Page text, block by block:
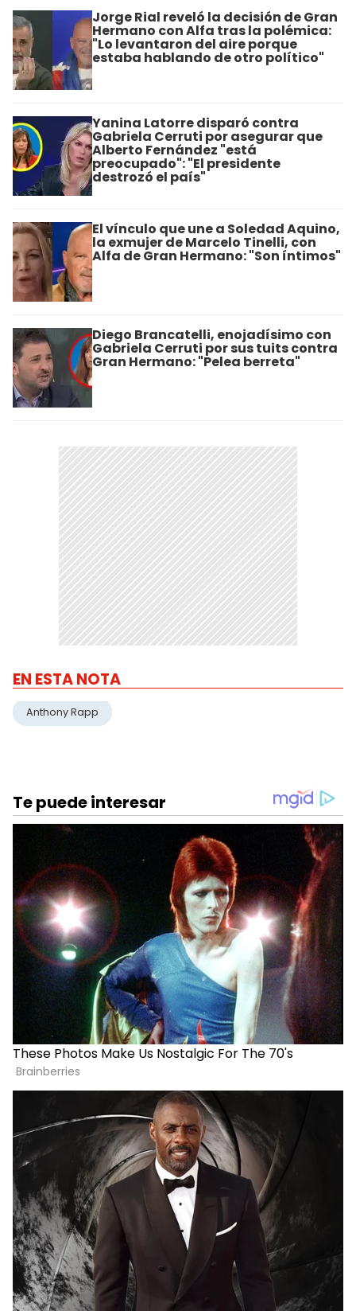
Jorge Rial reveló la decisión de Gran
Hermano con Alfa tras la polémica:
"Lo levantaron del aire porque
estaba hablando de otro político"
Yanina Latorre disparó contra
Gabriela Cerruti por asegurar que
Alberto Fernández "está
preocupado": "El presidente
destrozó el país"
El vínculo que une a Soledad Aquino,
la exmujer de Marcelo Tinelli, con
Alfa de Gran Hermano: "Son íntimos"
Diego Brancatelli, enojadísimo con
Gabriela Cerruti por sus tuits contra
Gran Hermano: "Pelea berreta"
EN ESTA NOTA
Anthony Rapp